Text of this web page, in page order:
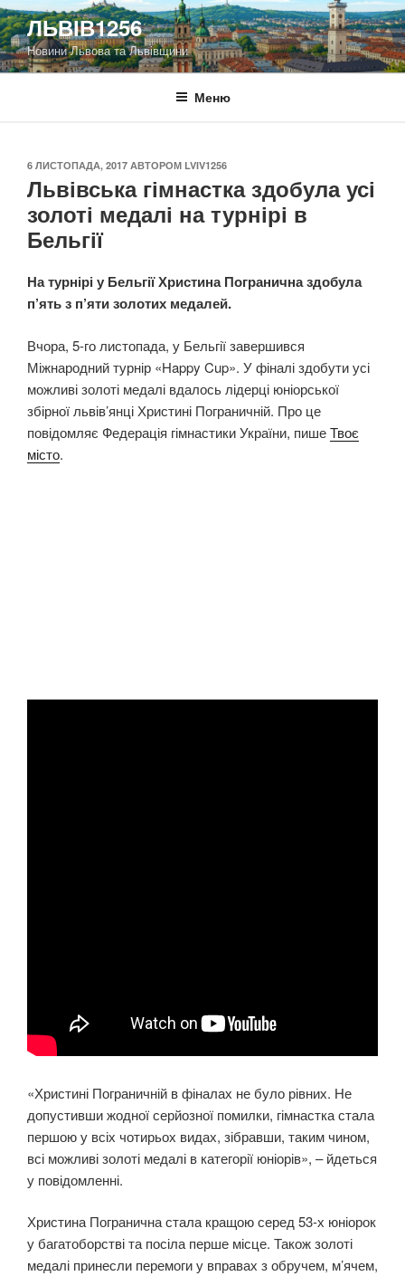
Перейти
до
вмісту
ЛЬВІВ1256
Новини Львова та Львівщини
Меню
ОПУБЛІКОВАНО
6 ЛИСТОПАДА, 2017 АВТОРОМ LVIV1256
Львівська гімнастка здобула усі
золоті медалі на турнірі в
Бельгії
На турнірі у Бельгії Христина Погранична здобула
п’ять з п’яти золотих медалей.
Вчора, 5-го листопада, у Бельгії завершився
Міжнародний турнір «Happy Cup». У фіналі здобути усі
можливі золоті медалі вдалось лідерці юніорської
збірної львів’янці Христині Пограничній. Про це
повідомляє Федерація гімнастики України, пишеТвоє
місто.
«Христині Пограничній в фіналах не було рівних. Не
допустивши жодної серйозної помилки, гімнастка стала
першою у всіх чотирьох видах, зібравши, таким чином,
всі можливі золоті медалі в категорії юніорів», – йдеться
у повідомленні.
Христина Погранична стала кращою серед 53-х юніорок
у багатоборстві та посіла перше місце. Також золоті
медалі принесли перемоги у вправах з обручем, м’ячем,